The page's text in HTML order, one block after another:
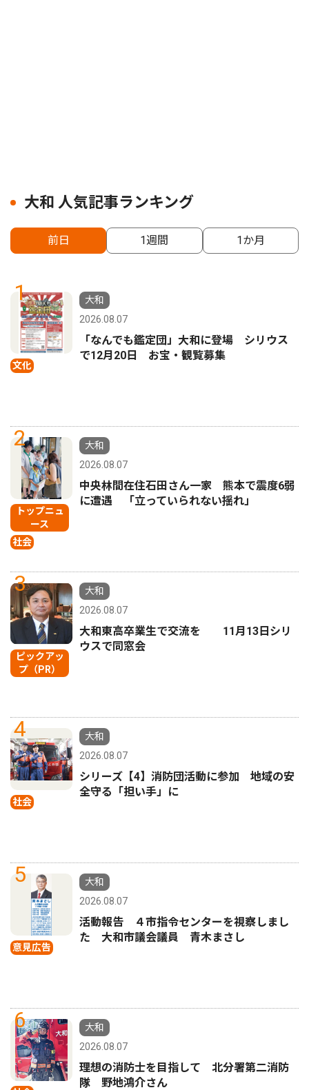
大和 人気記事ランキング
前日 1週間 1か月
1
文化
大和
2026.08.07
「なんでも鑑定団」大和に登場 シリウス
で12月20日 お宝・観覧募集
2
トップニュ
ース
社会
大和
2026.08.07
中央林間在住石田さん一家 熊本で震度6弱
に遭遇 「立っていられない揺れ」
3
ピックアッ
プ（PR）
大和
2026.08.07
大和東高卒業生で交流を 11月13日シリ
ウスで同窓会
4
社会
大和
2026.08.07
シリーズ【4】消防団活動に参加 地域の安
全守る「担い手」に
5
意見広告
大和
2026.08.07
活動報告 ４市指令センターを視察しまし
た 大和市議会議員 青木まさし
6
大和
2026.08.07
理想の消防士を目指して 北分署第二消防
隊 野地鴻介さん